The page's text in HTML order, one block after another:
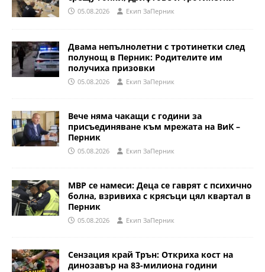
05.08.2026 Eкип ЗаПерник
Двама непълнолетни с тротинетки след
полунощ в Перник: Родителите им
получиха призовки
05.08.2026 Eкип ЗаПерник
Вече няма чакащи с години за
присъединяване към мрежата на ВиК –
Перник
05.08.2026 Eкип ЗаПерник
МВР се намеси: Деца се гаврят с психично
болна, взривиха с крясъци цял квартал в
Перник
05.08.2026 Eкип ЗаПерник
Сензация край Трън: Откриха кост на
динозавър на 83-милиона години